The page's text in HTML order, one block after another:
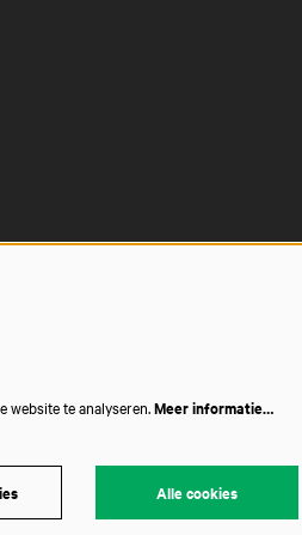
website te analyseren.Meer informatie…
Alle cookies